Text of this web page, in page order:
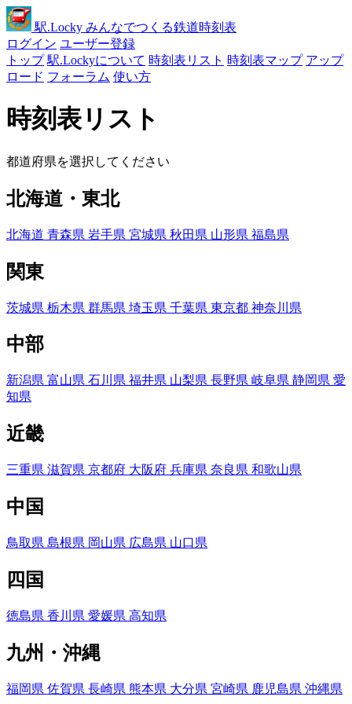
駅.Locky みんなでつくる鉄道時刻表
ログイン ユーザー登録
トップ 駅.Lockyについて 時刻表リスト 時刻表マップ アップ
ロード フォーラム 使い方
時刻表リスト
都道府県を選択してください
北海道・東北
北海道 青森県 岩手県 宮城県 秋田県 山形県 福島県
関東
茨城県 栃木県 群馬県 埼玉県 千葉県 東京都 神奈川県
中部
新潟県 富山県 石川県 福井県 山梨県 長野県 岐阜県 静岡県 愛
知県
近畿
三重県 滋賀県 京都府 大阪府 兵庫県 奈良県 和歌山県
中国
鳥取県 島根県 岡山県 広島県 山口県
四国
徳島県 香川県 愛媛県 高知県
九州・沖縄
福岡県 佐賀県 長崎県 熊本県 大分県 宮崎県 鹿児島県 沖縄県